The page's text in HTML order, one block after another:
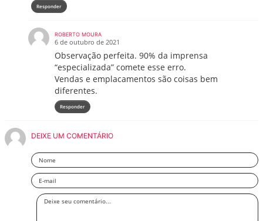
Responder
ROBERTO MOURA
6 de outubro de 2021
Observação perfeita. 90% da imprensa
“especializada” comete esse erro.
Vendas e emplacamentos são coisas bem
diferentes.
Responder
DEIXE UM COMENTÁRIO
Nome
Email
Deixe